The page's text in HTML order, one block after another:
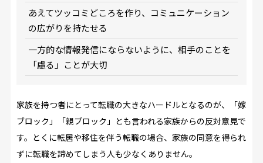
あえてツッコミどころを作り、コミュニケーション
の広がりを持たせる
一方的な情報発信にならないように、相手のことを
「慮る」ことが大切
家族を持つ者にとって転職の大きなハードルとなるのが、「嫁
ブロック」「親ブロック」とも言われる家族からの反対意見で
す。とくに転居や移住を伴う転職の場合、家族の同意を得られ
ずに転職を諦めてしまう人も少なくありません。